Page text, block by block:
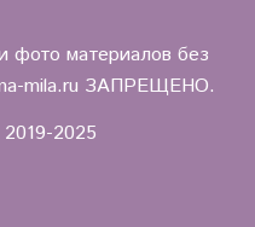
фото материалов без
mila.ru ЗАПРЕЩЕНО.
2025